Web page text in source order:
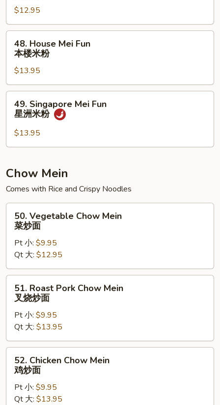
Fun
虾
米
$12.95
48.
House
Mei
Fun
本
楼
48. House Mei Fun
本楼米粉
$13.95
49.
Singapore
Mei
Fun
星
米
粉
49. Singapore Mei Fun
星洲米粉
$13.95
Chow Mein
Comes with Rice and Crispy Noodles
50.
Vegetable
Chow
Mein
炒
面
50. Vegetable Chow Mein
菜炒面
Pt 小: $9.95
Qt 大: $12.95
51.
Roast
Pork
Chow
Mein
叉
烧
51. Roast Pork Chow Mein
叉烧炒面
Pt 小: $9.95
Qt 大: $13.95
52.
Chicken
Chow
Mein
52. Chicken Chow Mein
鸡炒面
Pt 小: $9.95
Qt 大: $13.95